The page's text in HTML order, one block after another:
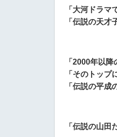
「大河ドラマ
「伝説の天才
「2000年以降
「そのトップ
「伝説の平成
「伝説の山田